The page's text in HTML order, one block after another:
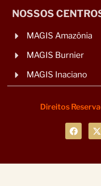
NOSSOS
MAGIS Amazônia
MAGIS Burnier
MAGIS Inaciano
Direitos